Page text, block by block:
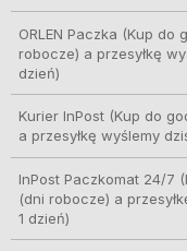
ORLEN Paczka (Kup do
robocze) a przesyłkę
dzień)
Kurier InPost(Kup do
a przesyłkę wyślemy
InPost Paczkomat 24/7
(dni robocze) a
1 dzień)